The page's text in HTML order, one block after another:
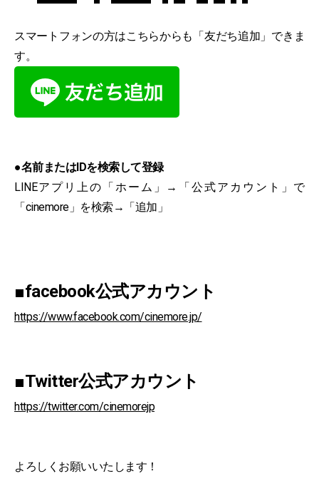
スマートフォンの方はこちらからも「友だち追加」できま
す。
●名前またはIDを検索して登録
LINEアプリ上の「ホーム」→「公式アカウント」で
「cinemore」を検索→「追加」
■facebook公式アカウント
https://www.facebook.com/cinemore.jp/
■Twitter公式アカウント
https://twitter.com/cinemorejp
よろしくお願いいたします！